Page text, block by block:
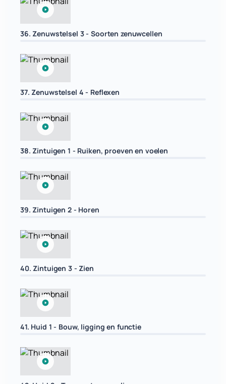
36. Zenuwstelsel 3 - Soorten zenuwcellen
37. Zenuwstelsel 4 - Reflexen
38. Zintuigen 1 - Ruiken, proeven en voelen
39. Zintuigen 2 - Horen
40. Zintuigen 3 - Zien
41. Huid 1 - Bouw, ligging en functie